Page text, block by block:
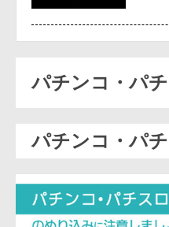
パチンコ・パ
パチンコ・パ